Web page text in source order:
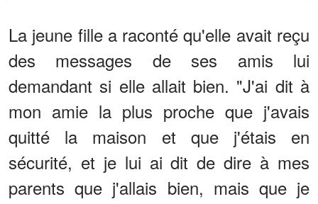
La jeune fille a raconté qu'elle avait reçu
des messages de ses amis lui
demandant si elle allait bien. "J'ai dit à
mon amie la plus proche que j'avais
quitté la maison et que j'étais en
sécurité, et je lui ai dit de dire à mes
parents que j'allais bien, mais que je